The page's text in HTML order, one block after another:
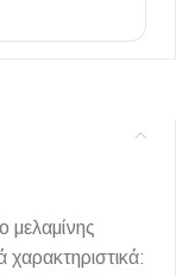
μελαμίνης